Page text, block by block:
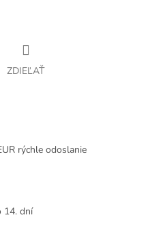
ZDIEĽAŤ
rýchle odoslanie
14. dní